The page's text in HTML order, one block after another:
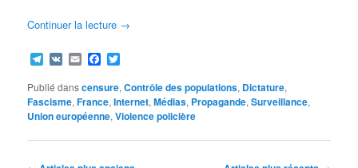
Continuer la lecture →
Telegram
VK EmailFacebook
Publié danscensure,Contrôle des populations, Dictature,
Fascisme,France,Internet,Médias, Propagande,Surveillance,
Union européenne,Violence policière